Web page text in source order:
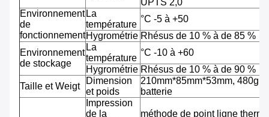
UPTS 2,0
Environnement
de
fonctionnement
La
température
°C -5 à +50
Hygrométrie Rhésus de 10 % à de 85 %
Environnement
de stockage
La
température
°C -10 à +60
Hygrométrie Rhésus de 10 % à de 90 %
Taille et Weigt
Dimension
et poids
210mm*85mm*53mm, 480g
batterie
Impression
de la
méthode de point ligne